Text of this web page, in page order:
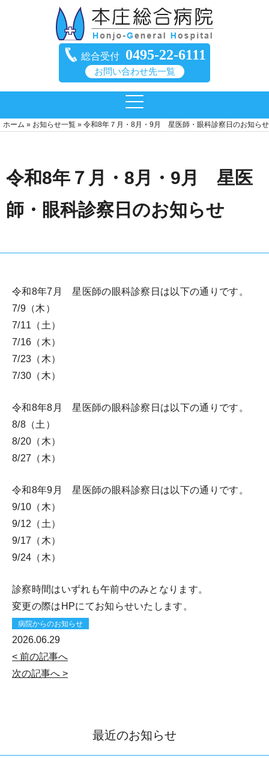
総合受付 0495-22-6111
お問い合わせ先一覧
ホーム » お知らせ一覧 » 令和8年７月・8月・9月 星医師・眼科診察日のお知らせ
令和8年７月・8月・9月 星医
師・眼科診察日のお知らせ
令和8年7月 星医師の眼科診察日は以下の通りです。
7/9（木）
7/11（土）
7/16（木）
7/23（木）
7/30（木）
令和8年8月 星医師の眼科診察日は以下の通りです。
8/8（土）
8/20（木）
8/27（木）
令和8年9月 星医師の眼科診察日は以下の通りです。
9/10（木）
9/12（土）
9/17（木）
9/24（木）
診察時間はいずれも午前中のみとなります。
変更の際はHPにてお知らせいたします。
病院からのお知らせ
2026.06.29
< 前の記事へ
次の記事へ >
最近のお知らせ